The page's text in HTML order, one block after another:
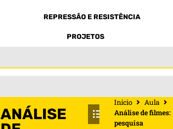
REPRESSÃO E RESISTÊNCIA
PROJETOS
ANÁLISE
Início
Aula
Análise de filmes:
pesquisa